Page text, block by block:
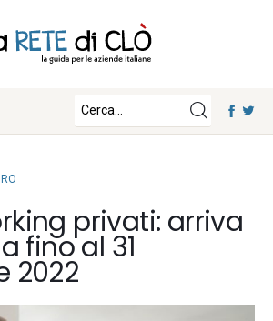
con noi
privati: arriva
fino al 31
2022